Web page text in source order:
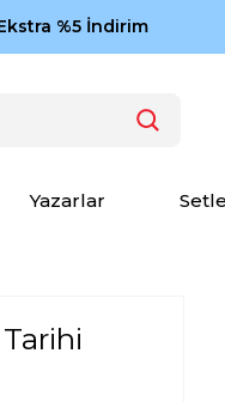
Aytmatov
%5 İndirim
Yazarlar